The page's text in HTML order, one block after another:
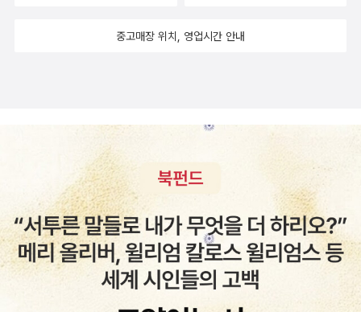
중고매장 위치, 영업시간 안내